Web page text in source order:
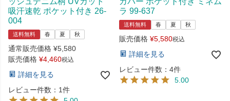
吸汗速乾 ポケット付き 26-
004
送料無料 春 夏 秋
通常販売価格 ¥5,580
販売価格 ¥4,460税込
詳細を見る
レビュー件数：1件
ラ 99-637
送料無料 春 夏 秋
販売価格 ¥5,580税込
詳細を見る
レビュー件数：4件
5.00